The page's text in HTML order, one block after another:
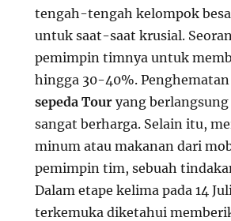
tengah-tengah kelompok
untuk saat-saat krusial.
pemimpin timnya untuk
hingga 30-40%.
sepeda Touryang
sangat berharga. Selain itu,
minum atau makanan dari
pemimpin tim, sebuah
Dalam etape kelima pada 14
terkemuka diketahui